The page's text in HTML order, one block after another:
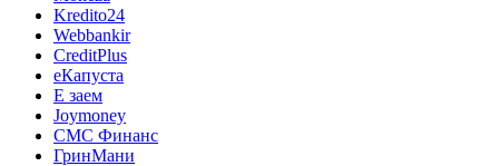
Kredito24
Webbankir
CreditPlus
еКапуста
Е заем
Joymoney
СМС Финанс
ГринМани